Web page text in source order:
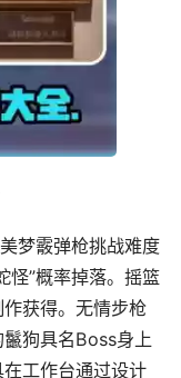
梦霰弹枪挑战难度
怪”概率掉落。摇篮
获得。无情步枪
狗具名Boss身上
工作台通过设计